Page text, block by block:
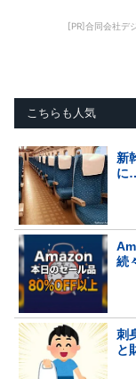
[PR]合同会社デ
こちらも人気
新
に
続
刺
と